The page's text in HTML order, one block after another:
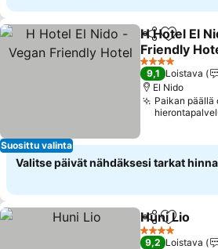
Suosittu valinta
Jaa Lisää
H Hotel El
Friendly
4 Tähtiluokitus
9,1 Loistava
El Nido
Paikan päällä
Valitse päivät nähdäksesi tarkat
Jaa Lisää
Huni Lio
4 Tähtiluokitus
9,2 Loistava